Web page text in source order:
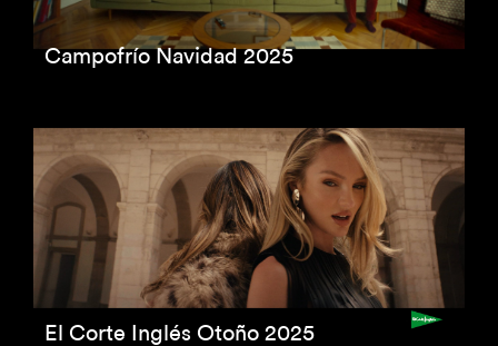
Campofrío Navidad 2025
El Corte Inglés Otoño 2025